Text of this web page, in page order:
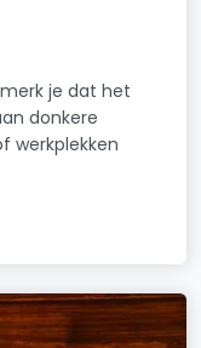
je dat het
donkere
werkplekken